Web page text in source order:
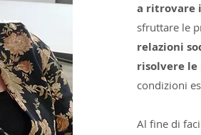
a ritrovare
sfruttare le
relazioni
risolvere
condizioni
Al fine di